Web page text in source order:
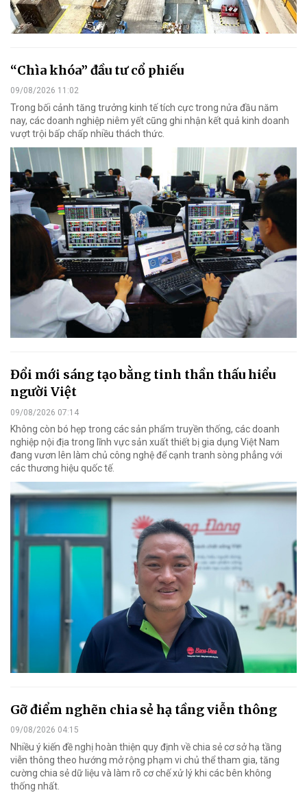
“Chìa khóa” đầu tư cổ phiếu
09/08/2026 11:02
Trong bối cảnh tăng trưởng kinh tế tích cực trong nửa đầu năm
nay, các doanh nghiệp niêm yết cũng ghi nhận kết quả kinh doanh
vượt trội bấp chấp nhiều thách thức.
Đổi mới sáng tạo bằng tinh thần thấu hiểu
người Việt
09/08/2026 07:14
Không còn bó hẹp trong các sản phẩm truyền thống, các doanh
nghiệp nội địa trong lĩnh vực sản xuất thiết bị gia dụng Việt Nam
đang vươn lên làm chủ công nghệ để cạnh tranh sòng phẳng với
các thương hiệu quốc tế.
Gỡ điểm nghẽn chia sẻ hạ tầng viễn thông
09/08/2026 04:15
Nhiều ý kiến đề nghị hoàn thiện quy định về chia sẻ cơ sở hạ tầng
viễn thông theo hướng mở rộng phạm vi chủ thể tham gia, tăng
cường chia sẻ dữ liệu và làm rõ cơ chế xử lý khi các bên không
thống nhất.